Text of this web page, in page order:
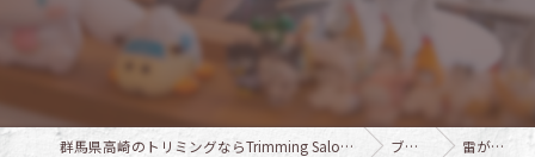
群馬県高崎のトリミングならTrimming Salon E-basho ブログ 雷が苦手